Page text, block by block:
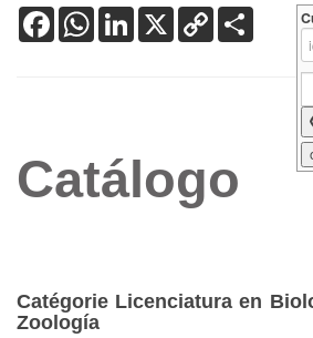
FacebookWhatsApp
LinkedIn
X Copy
Link
Catálogo
Catégorie Licenciatura en
Zoología